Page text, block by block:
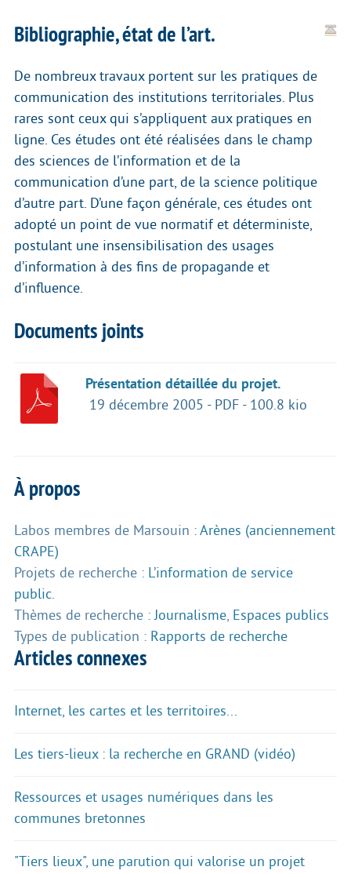
Bibliographie, état de l’art.
De nombreux travaux portent sur les pratiques de
communication des institutions territoriales. Plus
rares sont ceux qui s’appliquent aux pratiques en
ligne. Ces études ont été réalisées dans le champ
des sciences de l’information et de la
communication d’une part, de la science politique
d’autre part. D’une façon générale, ces études ont
adopté un point de vue normatif et déterministe,
postulant une insensibilisation des usages
d’information à des fins de propagande et
d’influence.
Documents joints
Présentation détaillée du projet.
19 décembre 2005 - PDF - 100.8 kio
À propos
Labos membres de Marsouin : Arènes (anciennement
CRAPE)
Projets de recherche : L’information de service
public.
Thèmes de recherche : Journalisme Espaces publics
Types de publication : Rapports de recherche
Articles connexes
Internet, les cartes et les territoires...
Les tiers-lieux : la recherche en GRAND (vidéo)
Ressources et usages numériques dans les
communes bretonnes
"Tiers lieux", une parution qui valorise un projet